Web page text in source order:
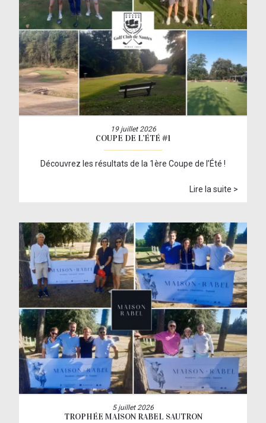
19 juillet 2026
COUPE DE L’ÉTÉ #1
Découvrez les résultats de la 1ère Coupe de l’Été !
Lire la suite >
5 juillet 2026
TROPHÉE MAISON RABEL SAUTRON